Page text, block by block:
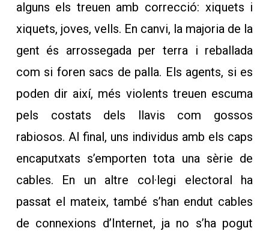
alguns els treuen amb correcció: xiquets i
xiquets, joves, vells. En canvi, la majoria de la
gent és arrossegada per terra i reballada
com si foren sacs de palla. Els agents, si es
poden dir així, més violents treuen escuma
pels costats dels llavis com gossos
rabiosos. Al final, uns individus amb els caps
encaputxats s’emporten tota una sèrie de
cables. En un altre col·legi electoral ha
passat el mateix, també s’han endut cables
de connexions d’Internet, ja no s’ha pogut